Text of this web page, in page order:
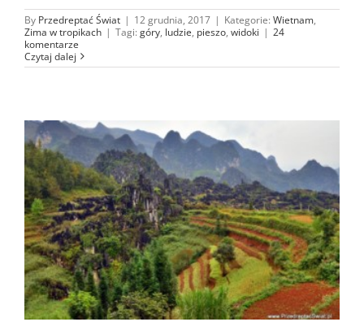
By Przedreptać Świat | 12 grudnia, 2017 | Kategorie: Wietnam,
Zima w tropikach | Tagi: góry, ludzie, pieszo, widoki | 24
komentarze
Czytaj dalej